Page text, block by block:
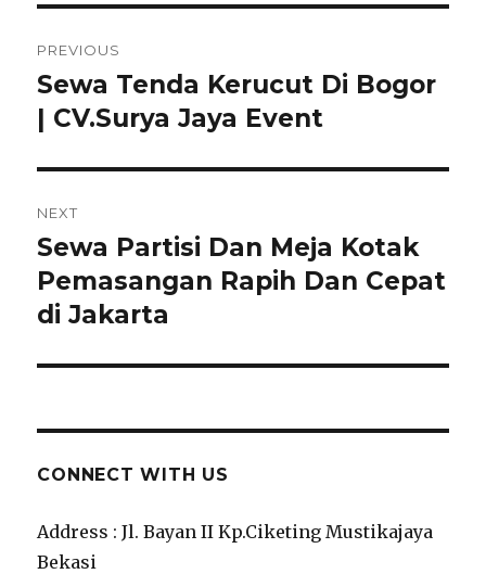
pos
PREVIOUS
Previous
post:
Sewa Tenda Kerucut Di Bogor
| CV.Surya Jaya Event
NEXT
Next
post:
Sewa Partisi Dan Meja Kotak
Pemasangan Rapih Dan Cepat
di Jakarta
CONNECT WITH US
Address : Jl. Bayan II Kp.Ciketing Mustikajaya
Bekasi